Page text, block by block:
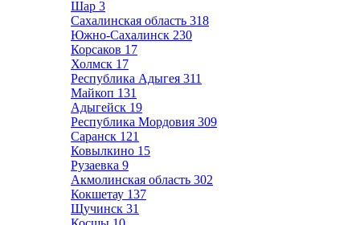
Шар 3
Сахалинская область 318
Южно-Сахалинск 230
Корсаков 17
Холмск 17
Республика Адыгея 311
Майкоп 131
Адыгейск 19
Республика Мордовия 309
Саранск 121
Ковылкино 15
Рузаевка 9
Акмолинская область 302
Кокшетау 137
Щучинск 31